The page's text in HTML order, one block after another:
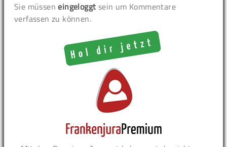
Sie müsseneingeloggt sein um Kommentare
verfassen zu können.